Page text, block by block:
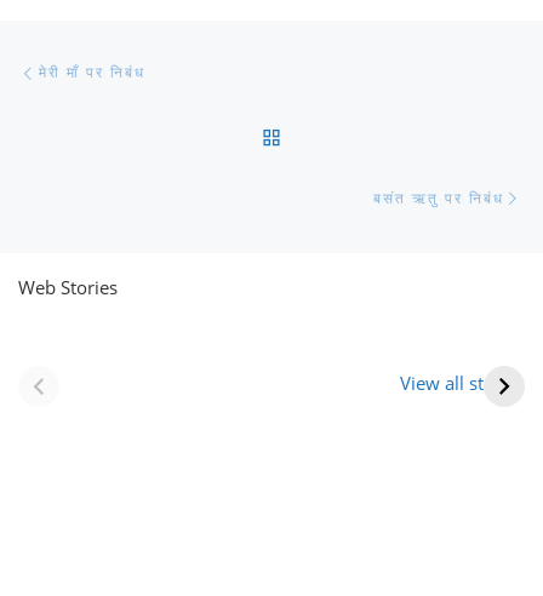
मेरी माँ पर निबंध
बसंत ऋतु पर निबंध
Web Stories
View all stories
(राजस्थान) |
Formation Of New
आभूषण (women’s